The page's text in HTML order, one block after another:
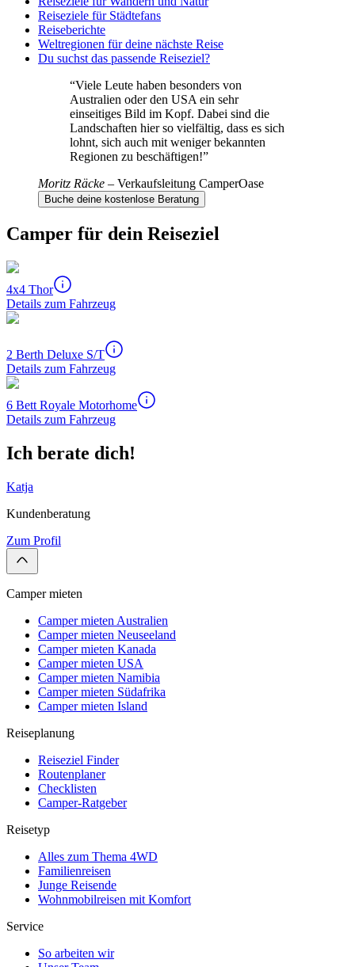
Reiseziele für Städtefans
Reiseberichte
Weltregionen für deine nächste Reise
Du suchst das passende Reiseziel?
“Viele Leute haben besonders von
Australien oder den USA ein sehr
einseitiges Bild im Kopf. Dabei sind die
Landschaften hier so vielfältig, dass es sich
lohnt, sich auch mit weniger bekannten
Regionen zu beschäftigen!”
Moritz Räcke – Verkaufsleitung CamperOase
Buche deine kostenlose Beratung
Camper für dein Reiseziel
4x4 Thor
Details zum Fahrzeug
2 Berth Deluxe S/T
Details zum Fahrzeug
6 Bett Royale Motorhome
Details zum Fahrzeug
Ich berate dich!
Katja
Kundenberatung
Zum Profil
Camper mieten
Camper mieten Australien
Camper mieten Neuseeland
Camper mieten Kanada
Camper mieten USA
Camper mieten Namibia
Camper mieten Südafrika
Camper mieten Island
Reiseplanung
Reiseziel Finder
Routenplaner
Checklisten
Camper-Ratgeber
Reisetyp
Alles zum Thema 4WD
Familienreisen
Junge Reisende
Wohnmobilreisen mit Komfort
Service
So arbeiten wir